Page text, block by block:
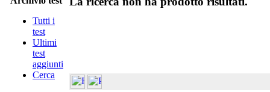
Tutti i
test
Ultimi
test
aggiunti
Cerca